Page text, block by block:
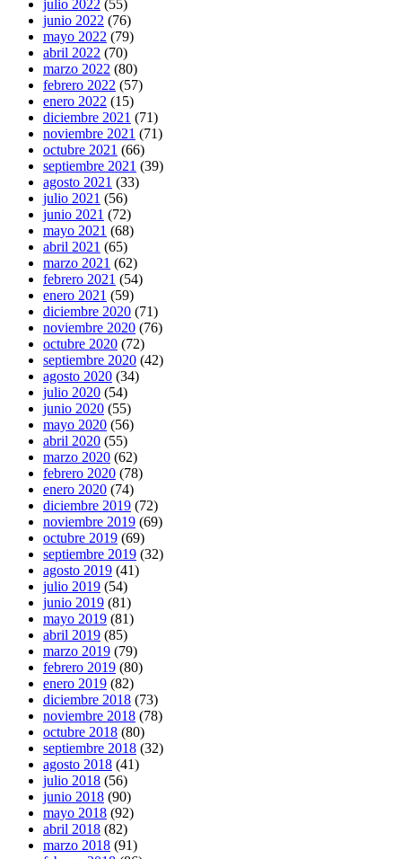
julio 2022 (55)
junio 2022 (76)
mayo 2022 (79)
abril 2022 (70)
marzo 2022 (80)
febrero 2022 (57)
enero 2022 (15)
diciembre 2021 (71)
noviembre 2021 (71)
octubre 2021 (66)
septiembre 2021 (39)
agosto 2021 (33)
julio 2021 (56)
junio 2021 (72)
mayo 2021 (68)
abril 2021 (65)
marzo 2021 (62)
febrero 2021 (54)
enero 2021 (59)
diciembre 2020 (71)
noviembre 2020 (76)
octubre 2020 (72)
septiembre 2020 (42)
agosto 2020 (34)
julio 2020 (54)
junio 2020 (55)
mayo 2020 (56)
abril 2020 (55)
marzo 2020 (62)
febrero 2020 (78)
enero 2020 (74)
diciembre 2019 (72)
noviembre 2019 (69)
octubre 2019 (69)
septiembre 2019 (32)
agosto 2019 (41)
julio 2019 (54)
junio 2019 (81)
mayo 2019 (81)
abril 2019 (85)
marzo 2019 (79)
febrero 2019 (80)
enero 2019 (82)
diciembre 2018 (73)
noviembre 2018 (78)
octubre 2018 (80)
septiembre 2018 (32)
agosto 2018 (41)
julio 2018 (56)
junio 2018 (90)
mayo 2018 (92)
abril 2018 (82)
marzo 2018 (91)